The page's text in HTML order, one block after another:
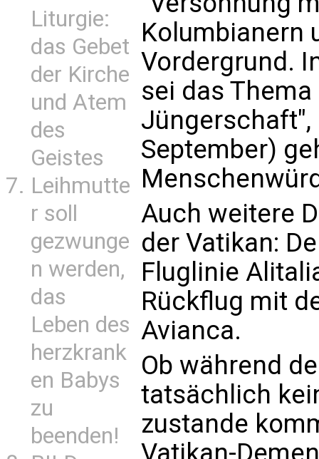
Liturgie:
das Gebet
der Kirche
und Atem
des
Geistes
Leihmutte
r soll
gezwunge
n werden,
das
Leben des
herzkrank
en Babys
zu
beenden!
Kolumbianern
Vordergrund.
sei das
Jüngerschaft",
September)
Auch weitere
der Vatikan:
Fluglinie
Rückflug mit
Avianca.
Ob während
tatsächlich
zustande